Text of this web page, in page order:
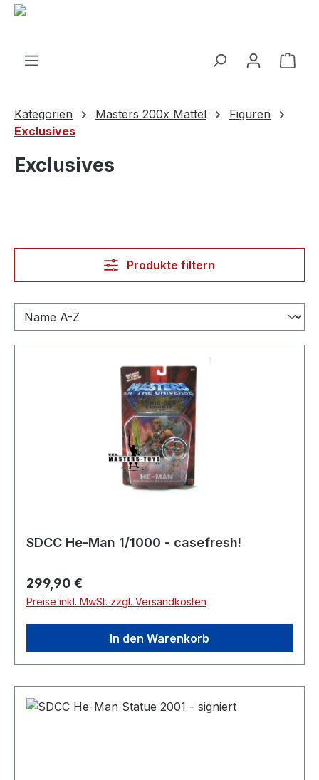
springen
Kategorien Masters 200x Mattel
Figuren
Exclusives
Exclusives
Produkte filtern
SDCC He-Man 1/1000 - casefresh!
Regulärer Preis:
299,90 €
Preise inkl. MwSt. zzgl. Versandkosten
In den Warenkorb